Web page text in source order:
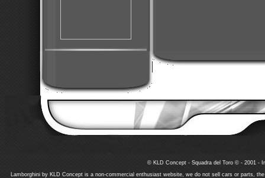
© KLD Concept - Squadra del Toro © - 2001 -
Lamborghini by KLD Concept is a non-commercial enthusiast website, we do not sell cars or parts,